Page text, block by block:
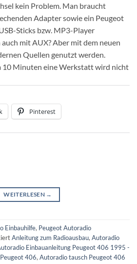
kein Problem. Man braucht
Adapter sowie ein Peugeot
Sticks bzw. MP3-Player
mit AUX? Aber mit dem neuen
Quellen genutzt werden.
10 Minuten eine Werkstatt wird nicht
Pinterest
WEITERLESEN →
Einbauhilfe, Peugeot Autoradio
Anleitung zum Radioausbau, Autoradio
Einbauanleitung Peugeot 406 1995 -
406, Autoradio tausch Peugeot 406